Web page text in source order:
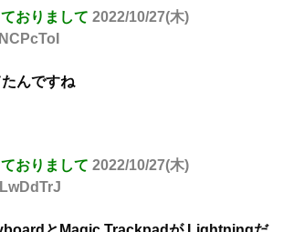
おりまして 2022/10/27(木)
んですね
おりまして 2022/10/27(木)